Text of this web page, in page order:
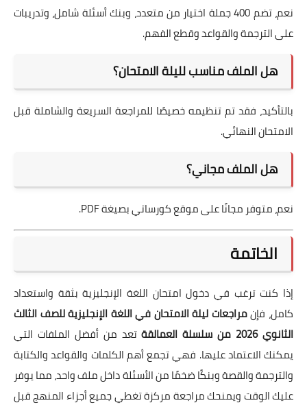
نعم، تضم 400 جملة اختيار من متعدد، وبنك أسئلة شامل، وتدريبات
على الترجمة والقواعد وقطع الفهم.
هل الملف مناسب لليلة الامتحان؟
بالتأكيد، فقد تم تنظيمه خصيصًا للمراجعة السريعة والشاملة قبل
الامتحان النهائي.
هل الملف مجاني؟
نعم، متوفر مجانًا على موقع كورساتي بصيغة PDF.
الخاتمة
إذا كنت ترغب في دخول امتحان اللغة الإنجليزية بثقة واستعداد
كامل، فإنمراجعات ليلة الامتحان في اللغة الإنجليزية للصف الثالث
الثانوي 2026 من سلسلة العمالقة
تعد من أفضل الملفات التي
يمكنك الاعتماد عليها. فهي تجمع أهم الكلمات والقواعد والكتابة
والترجمة والقصة وبنكًا ضخمًا من الأسئلة داخل ملف واحد، مما يوفر
عليك الوقت ويمنحك مراجعة مركزة تغطي جميع أجزاء المنهج قبل